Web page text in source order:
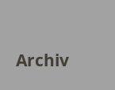
Archiv